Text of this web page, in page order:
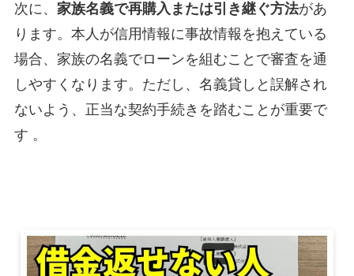
次に、 家族名義で再購入または引き継ぐ方法があ
ります。本人が信用情報に事故情報を抱えている
場合、家族の名義でローンを組むことで審査を通
しやすくなります。ただし、名義貸しと誤解され
ないよう、正当な契約手続きを踏むことが重要で
す 。